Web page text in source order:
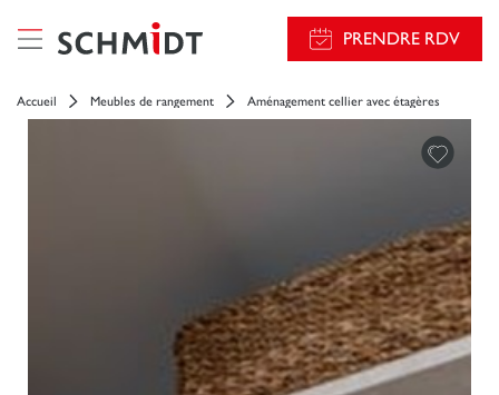
PRENDRE RDV
Accueil Meubles de rangement Aménagement cellier avec étagères